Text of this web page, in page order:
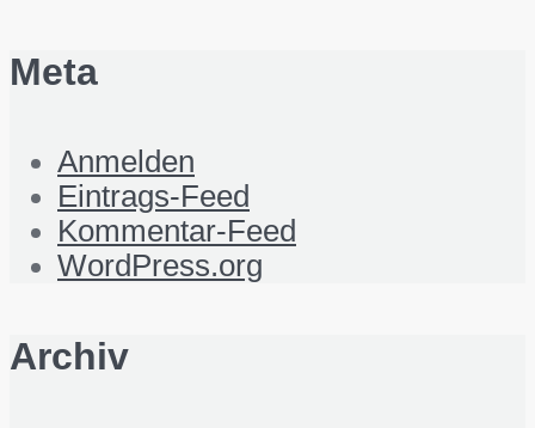
Meta
Anmelden
Eintrags-Feed
Kommentar-Feed
WordPress.org
Archiv